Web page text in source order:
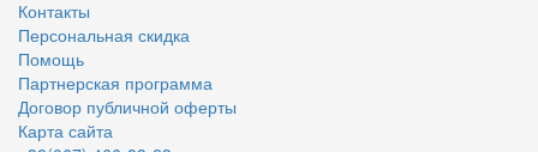
Контакты
Персональная скидка
Помощь
Партнерская программа
Договор публичной оферты
Карта сайта